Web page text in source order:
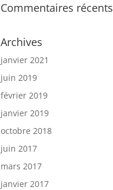
Commentaires récents
Archives
janvier 2021
juin 2019
février 2019
janvier 2019
octobre 2018
juin 2017
mars 2017
janvier 2017